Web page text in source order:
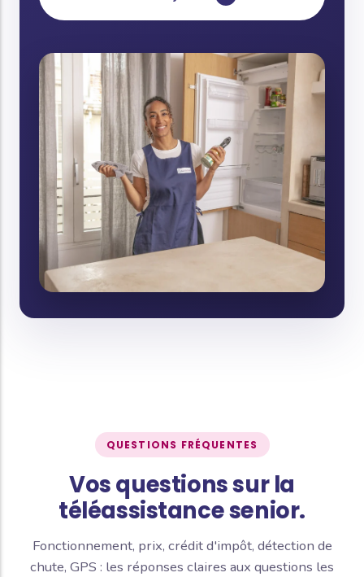
QUESTIONS FRÉQUENTES
Vos questions sur la
téléassistance senior.
Fonctionnement, prix, crédit d'impôt, détection de
chute, GPS : les réponses claires aux questions les